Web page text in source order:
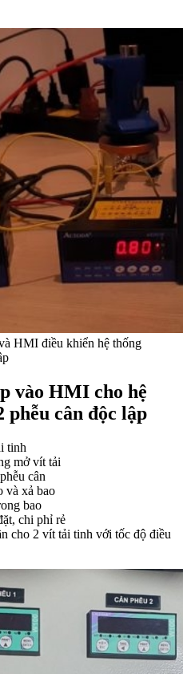
HMI điều khiển hệ thống
vào HMI cho hệ
phễu cân độc lập
tinh
mở vít tải
cân
và xả bao
bao
chi phỉ rẻ
cho 2 vít tải tinh với tốc độ điều